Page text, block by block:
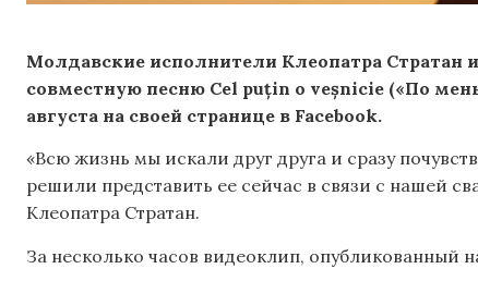
Молдавские исполнители Клеопатра Стратан
совместную песню Cel puțin o veșnicie («По
августа на своей странице в Facebook.
«Всю жизнь мы искали друг друга и сразу
решили представить ее сейчас в связи с нашей
Клеопатра Стратан.
За несколько часов видеоклип, опубликованный